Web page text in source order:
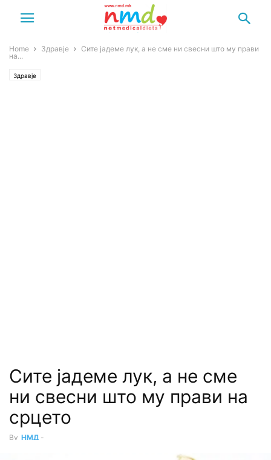
Home Здравје
Сите јадеме лук, а не сме ни свесни што му прави
на...
Здравје
Сите јадеме лук, а не сме
ни свесни што му прави на
срцето
By НМД -